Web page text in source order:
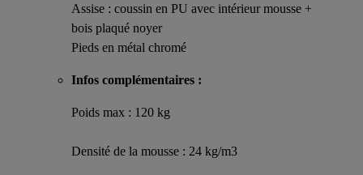
Assise : coussin en PU avec intérieur mousse +
bois plaqué noyer
Pieds en métal chromé
Infos complémentaires :
Poids max : 120 kg
Densité de la mousse : 24 kg/m3